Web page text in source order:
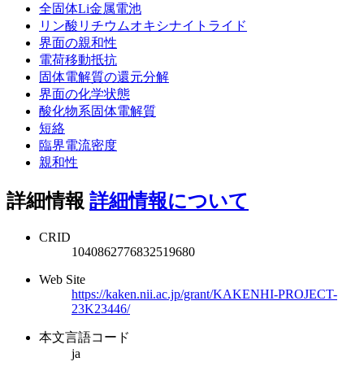
全固体Li金属電池
リン酸リチウムオキシナイトライド
界面の親和性
電荷移動抵抗
固体電解質の還元分解
界面の化学状態
酸化物系固体電解質
短絡
臨界電流密度
親和性
詳細情報 詳細情報について
CRID
1040862776832519680
Web Site
https://kaken.nii.ac.jp/grant/KAKENHI-PROJECT-
23K23446/
本文言語コード
ja